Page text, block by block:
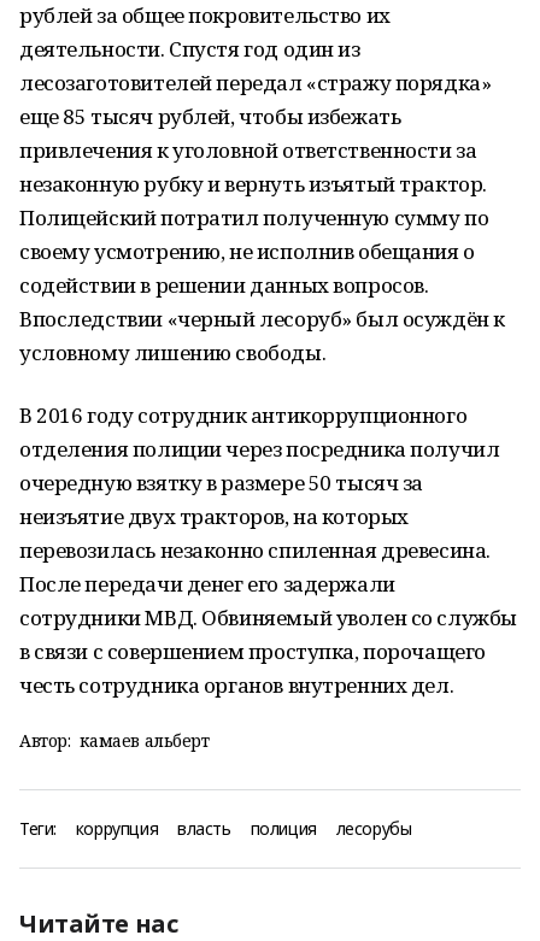
рублей за общее покровительство их
деятельности. Спустя год один из
лесозаготовителей передал «стражу порядка»
еще 85 тысяч рублей, чтобы избежать
привлечения к уголовной ответственности за
незаконную рубку и вернуть изъятый трактор.
Полицейский потратил полученную сумму по
своему усмотрению, не исполнив обещания о
содействии в решении данных вопросов.
Впоследствии «черный лесоруб» был осуждён к
условному лишению свободы.
В 2016 году сотрудник антикоррупционного
отделения полиции через посредника получил
очередную взятку в размере 50 тысяч за
неизъятие двух тракторов, на которых
перевозилась незаконно спиленная древесина.
После передачи денег его задержали
сотрудники МВД. Обвиняемый уволен со службы
в связи с совершением проступка, порочащего
честь сотрудника органов внутренних дел.
Автор: камаев альберт
Теги: коррупция власть полиция лесорубы
Читайте нас